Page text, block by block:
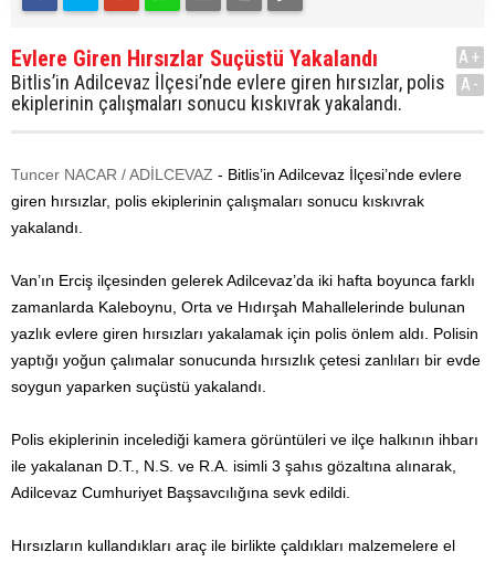
Evlere Giren Hırsızlar Suçüstü Yakalandı
Bitlis’in Adilcevaz İlçesi’nde evlere giren hırsızlar, polis
ekiplerinin çalışmaları sonucu kıskıvrak yakalandı.
A+
A-
Tuncer NACAR / ADİLCEVAZ - Bitlis’in Adilcevaz İlçesi’nde evlere
giren hırsızlar, polis ekiplerinin çalışmaları sonucu kıskıvrak
yakalandı.
Van’ın Erciş ilçesinden gelerek Adilcevaz’da iki hafta boyunca farklı
zamanlarda Kaleboynu, Orta ve Hıdırşah Mahallelerinde bulunan
yazlık evlere giren hırsızları yakalamak için polis önlem aldı. Polisin
yaptığı yoğun çalımalar sonucunda hırsızlık çetesi zanlıları bir evde
soygun yaparken suçüstü yakalandı.
Polis ekiplerinin incelediği kamera görüntüleri ve ilçe halkının ihbarı
ile yakalanan D.T., N.S. ve R.A. isimli 3 şahıs gözaltına alınarak,
Adilcevaz Cumhuriyet Başsavcılığına sevk edildi.
Hırsızların kullandıkları araç ile birlikte çaldıkları malzemelere el